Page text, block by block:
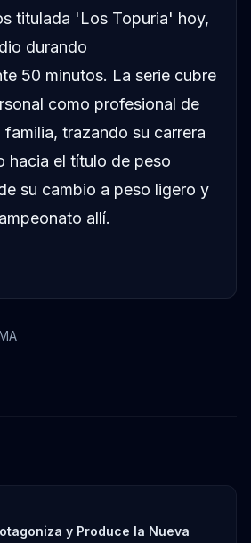
titulada 'Los Topuria' hoy,
durando
50 minutos. La serie cubre
como profesional de
familia, trazando su carrera
hacia el título de peso
su cambio a peso ligero y
allí.
y Produce la Nueva